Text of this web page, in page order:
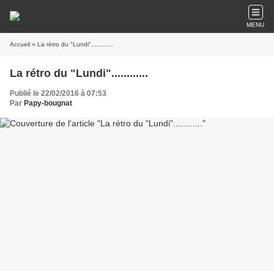
MENU
Accueil » La rétro du "Lundi"............
La rétro du "Lundi"............
Publié le 22/02/2016 à 07:53
Par Papy-bougnat